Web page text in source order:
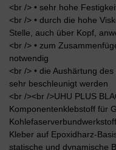
<br /> • sehr hohe
<br /> • durch die hohe
Stelle, auch über Kopf,
<br /> • zum
notwendig
<br /> • die Aushärtung
sehr beschleunigt werden
<br /><br />UHU PLUS
Komponentenklebstoff für
Kleber auf Epoxidharz-
statische und dynamische